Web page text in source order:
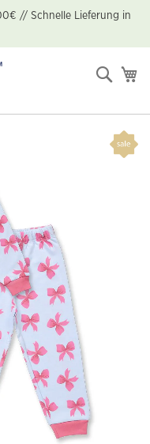
// Schnelle Lieferung in
Suche